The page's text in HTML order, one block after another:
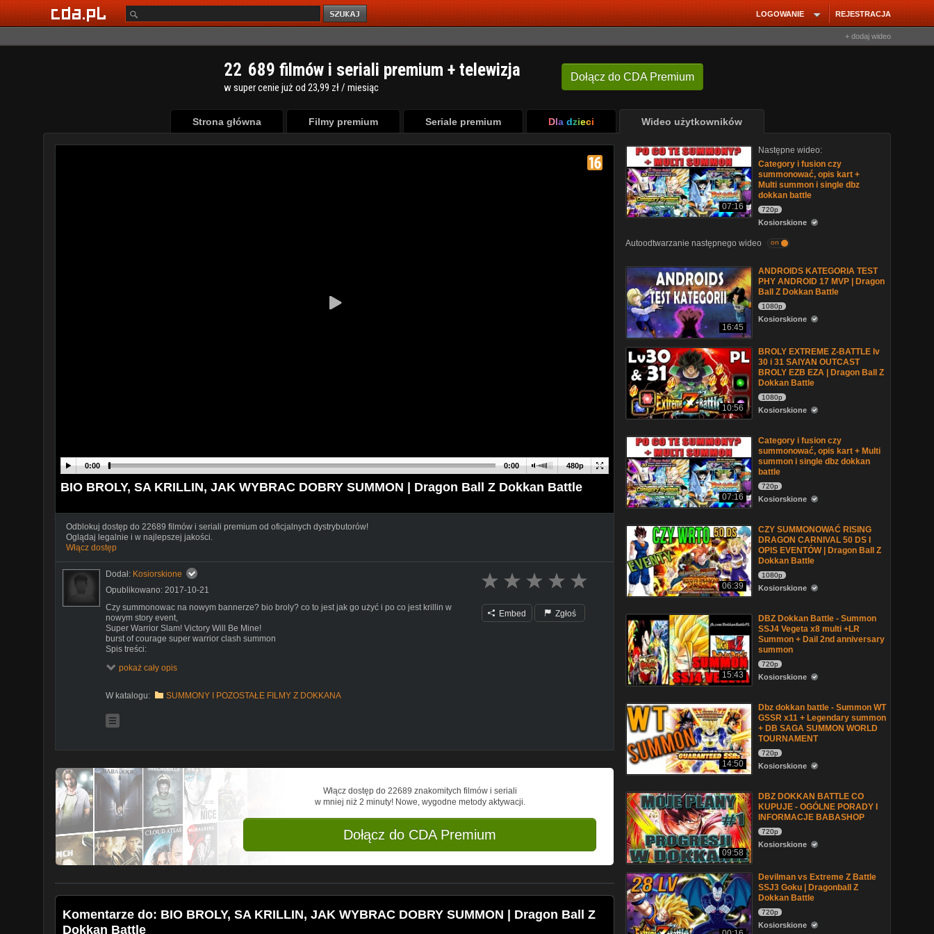
REJESTRACJA
LOGOWANIE
+ dodaj wideo
Dołącz do CDA Premium
22 689 filmów i seriali premium + telewizja
w super cenie już od 23,99 zł / miesiąc
Strona główna Filmy premium Seriale premium Dla dzieci Wideo użytkowników
480p
0:00 0:00
BIO BROLY, SA KRILLIN, JAK WYBRAC DOBRY SUMMON | Dragon Ball Z Dokkan Battle
Odblokuj dostęp do 22689 filmów i seriali premium od oficjalnych dystrybutorów!
Oglądaj legalnie i w najlepszej jakości.
Włącz dostęp
Dodał: Kosiorskione
Opublikowano: 2017-10-21
Czy summonowac na nowym bannerze? bio broly? co to jest jak go użyć i po co jest krillin w
nowym story event,
Super Warrior Slam! Victory Will Be Mine!
burst of courage super warrior clash summon
Spis treści:
1:28 - Summon za x30 DS czy summonować?
2:45 Przyszłe bannerów
4:10 Story event
5:00 krillin - po co on tu
5:50 bio broly - co to po co to
Jeśli chcesz mnie wesprzeć zapraszam na:
Track: TULE - Fearless [NCS Release]
Music provided by NoCopyrightSounds.
Watch:https://youtu.be/9rujCfYXhQc
Free Download / Stream:http://ncs.io/FearlessYO
pokaż cały opis
W katalogu: SUMMONY I POZOSTAŁE FILMY Z DOKKANA
Embed Zgłoś
Włącz dostęp do 22689 znakomitych filmów i seriali
w mniej niż 2 minuty! Nowe, wygodne metody aktywacji.
Dołącz do CDA Premium
Komentarze do: BIO BROLY, SA KRILLIN, JAK WYBRAC DOBRY SUMMON | Dragon Ball Z
Dokkan Battle
07:16
Następne wideo:
Category i fusion czy
summonować, opis kart +
Multi summon i single dbz
dokkan battle
720p
Kosiorskione
Autoodtwarzanie następnego wideo on
16:45
ANDROIDS KATEGORIA TEST
PHY ANDROID 17 MVP | Dragon
Ball Z Dokkan Battle
1080p
Kosiorskione
10:56
BROLY EXTREME Z-BATTLE lv
30 i 31 SAIYAN OUTCAST
BROLY EZB EZA | Dragon Ball Z
Dokkan Battle
1080p
Kosiorskione
07:16
Category i fusion czy
summonować, opis kart + Multi
summon i single dbz dokkan
battle
720p
Kosiorskione
06:39
CZY SUMMONOWAĆ RISING
DRAGON CARNIVAL 50 DS I
OPIS EVENTÓW | Dragon Ball Z
Dokkan Battle
1080p
Kosiorskione
15:43
DBZ Dokkan Battle - Summon
SSJ4 Vegeta x8 multi +LR
Summon + Dail 2nd anniversary
summon
720p
Kosiorskione
14:50
Dbz dokkan battle - Summon WT
GSSR x11 + Legendary summon
+ DB SAGA SUMMON WORLD
TOURNAMENT
720p
Kosiorskione
09:58
DBZ DOKKAN BATTLE CO
KUPUJE - OGÓLNE PORADY I
INFORMACJE BABASHOP
720p
Kosiorskione
Devilman vs Extreme Z Battle
SSJ3 Goku | Dragonball Z
Dokkan Battle
720p
Kosiorskione